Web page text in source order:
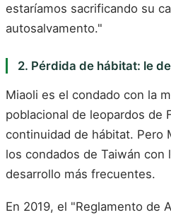
estaríamos sacrificando su
autosalvamento."
2. Pérdida de hábitat: le
Miaoli es el condado con la
poblacional de leopardos de
continuidad de hábitat. Pero
los condados de Taiwán con
desarrollo más frecuentes.
En 2019, el "Reglamento de